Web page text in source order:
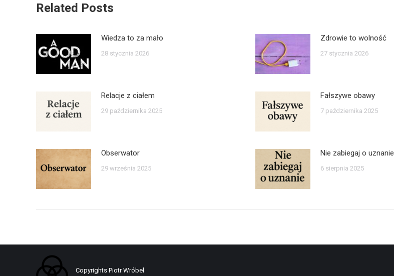
Related Posts
Wiedza to za mało
28 stycznia 2026
Zdrowie to wolność
27 stycznia 2026
Relacje z ciałem
29 października 2025
Fałszywe obawy
7 października 2025
Obserwator
29 września 2025
Nie zabiegaj o uznanie
6 sierpnia 2025
Copyrights Piotr Wróbel